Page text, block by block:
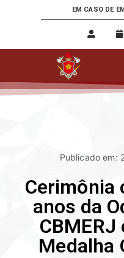
EM CASO DE
Publicado em:
Cerimônia
anos da
CBMERJ
Medalha